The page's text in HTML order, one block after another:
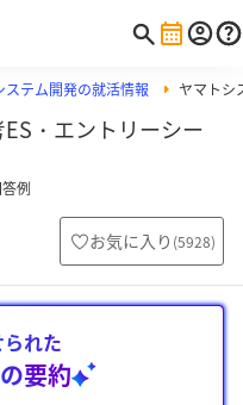
ステム開発の就活情報 ヤマトシ
・エントリーシー
例
お気に入り (5928)
れた
要約